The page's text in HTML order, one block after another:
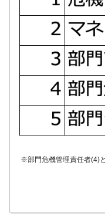
※部門危機管理責任者(4)